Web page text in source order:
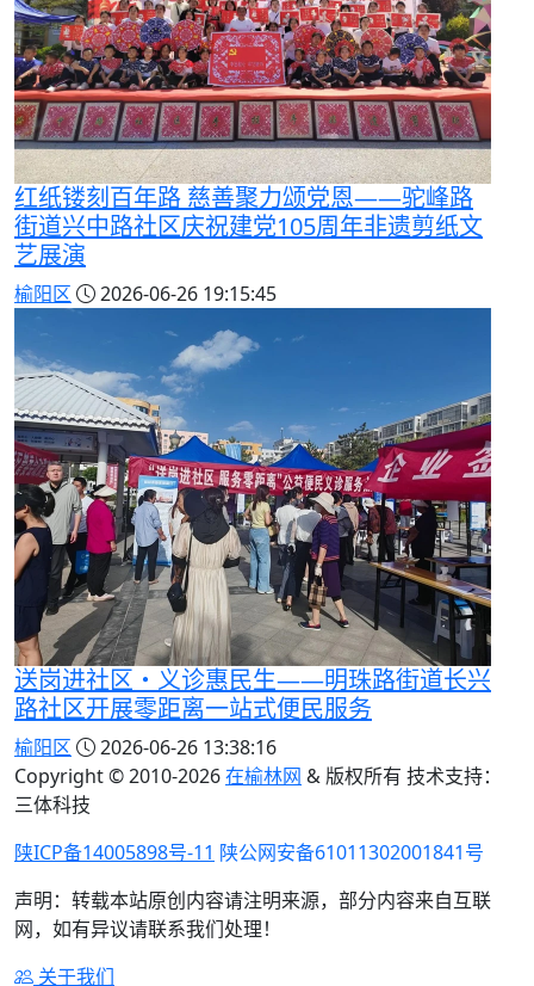
红纸镂刻百年路 慈善聚力颂党恩——驼峰路
街道兴中路社区庆祝建党105周年非遗剪纸文
艺展演
榆阳区 2026-06-26 19:15:45
送岗进社区・义诊惠民生——明珠路街道长兴
路社区开展零距离一站式便民服务
榆阳区
2026-06-26 13:38:16
Copyright © 2010-2026在榆林网 & 版权所有 技术支持：
三体科技
陕ICP备14005898号-11 陕公网安备61011302001841号
声明：转载本站原创内容请注明来源，部分内容来自互联
网，如有异议请联系我们处理！
关于我们